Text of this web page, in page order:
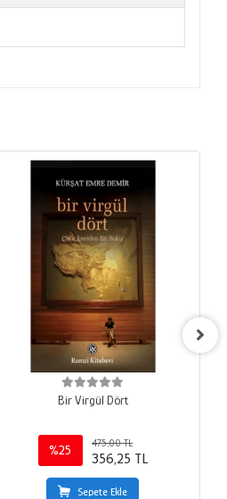
Bir Virgül Dört
%25
475,00 TL
356,25 TL
Sepete Ekle